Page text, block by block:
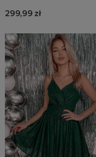
Sukienki trapezowe
Sukienki zimowe
Kolory Sukienek
Sukienki na ślub cywilny
Sukienki marynarkowe
299,99 zł